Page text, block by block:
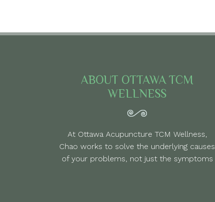
ABOUT OTTAWA TCM
WELLNESS
At Ottawa Acupuncture TCM Wellness,
Chao works to solve the underlying causes
of your problems, not just the symptoms